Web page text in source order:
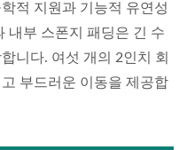
적 지원과 기능적 유연성
내부 스폰지 패딩은 긴 수
니다. 여섯 개의 2인치 회
부드러운 이동을 제공합